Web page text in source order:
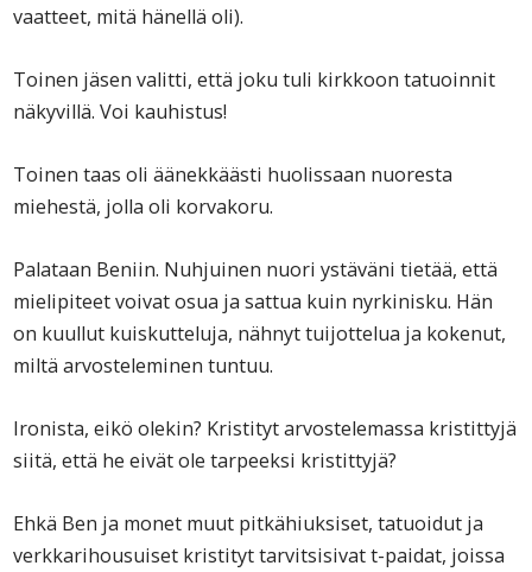
vaatteet, mitä hänellä oli).
Toinen jäsen valitti, että joku tuli kirkkoon tatuoinnit
näkyvillä. Voi kauhistus!
Toinen taas oli äänekkäästi huolissaan nuoresta
miehestä, jolla oli korvakoru.
Palataan Beniin. Nuhjuinen nuori ystäväni tietää, että
mielipiteet voivat osua ja sattua kuin nyrkinisku. Hän
on kuullut kuiskutteluja, nähnyt tuijottelua ja kokenut,
miltä arvosteleminen tuntuu.
Ironista, eikö olekin? Kristityt arvostelemassa kristittyjä
siitä, että he eivät ole tarpeeksi kristittyjä?
Ehkä Ben ja monet muut pitkähiuksiset, tatuoidut ja
verkkarihousuiset kristityt tarvitsisivat t-paidat, joissa